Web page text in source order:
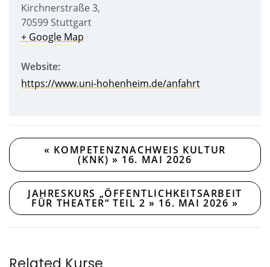
Kirchnerstraße 3,
70599 Stuttgart
+ Google Map
Website:
https://www.uni-hohenheim.de/anfahrt
« KOMPETENZNACHWEIS KULTUR
(KNK) » 16. MAI 2026
JAHRESKURS „ÖFFENTLICHKEITSARBEIT
FÜR THEATER“ TEIL 2 » 16. MAI 2026»